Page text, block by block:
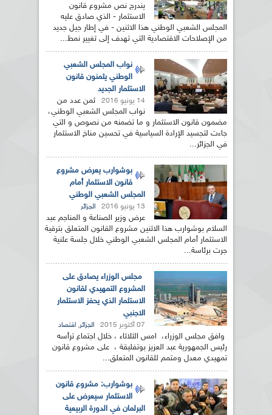
يندرج نص مشروع قانون
الاستثمار - الذي صادق عليه
المجلس الشعبي الوطني هذا الاثنين - في إطار جيل جديد
من الإصلاحات الاقتصادية التي تهدف إلى تغيير نمط...
نواب المجلس الشعبي
الوطني يثمنون قانون
الاستثمار الجديد
14 يونيو 2016
ثمن عدد من
نواب المجلس الشعبي الوطني،
مضمون قانون الاستثمار و ما تضمنه من نصوص و التي
جاءت لتجسيد الإرادة السياسية في تحسين مناخ الاستثمار
في الجزائر...
بوشوارب يعرض مشروع
قانون الاستثمار أمام
المجلس الشعبي الوطني
13 يونيو 2016 الجزائر
عرض وزير الصناعة و المناجم عبد
السلام بوشوارب هذا الاثنين مشروع القانون المتعلق بترقية
الاستثمار أمام المجلس الشعبي الوطني خلال جلسة علنية
جرت برئاسة...
مجلس الوزراء يصادق على
المشروع التمهيدي لقانون
الاستثمار الذي يحفز الاستثمار
الاجنبي
07 أكتوبر 2015 الجزائر, اقتصاد
وافق مجلس الوزراء، امس الثلاثاء ، خلال اجتماع ترأسه
رئيس الجمهورية عبد العزيز بوتفليقة ، على مشروع قانون
تمهيدي معدل ومتمم للقانون المتعلق...
بوشوارب: مشروع قانون
الاستثمار سيعرض على
البرلمان في الدورة الربيعية